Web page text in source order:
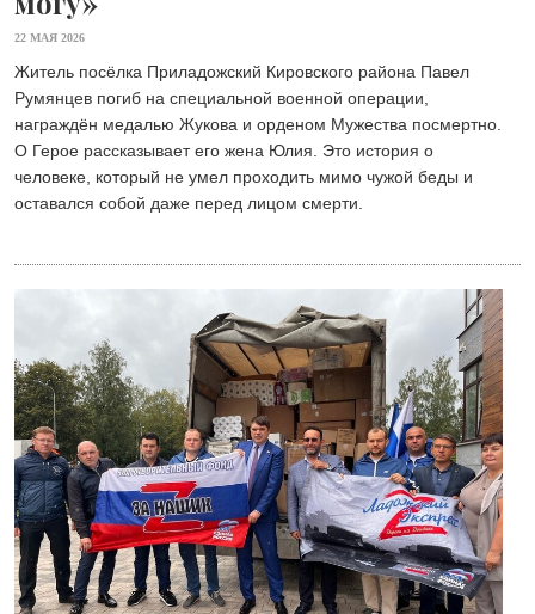
22 МАЯ 2026
Житель посёлка Приладожский Кировского района Павел
Румянцев погиб на специальной военной операции,
награждён медалью Жукова и орденом Мужества посмертно.
О Герое рассказывает его жена Юлия. Это история о
человеке, который не умел проходить мимо чужой беды и
оставался собой даже перед лицом смерти.